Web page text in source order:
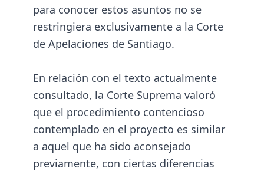
para conocer estos asuntos no se
restringiera exclusivamente a la Corte
de Apelaciones de Santiago.
En relación con el texto actualmente
consultado, la Corte Suprema valoró
que el procedimiento contencioso
contemplado en el proyecto es similar
a aquel que ha sido aconsejado
previamente, con ciertas diferencias